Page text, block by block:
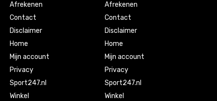
Afrekenen
Contact
Disclaimer
Home
Mijn account
Privacy
Sport247.nl
Winkel
Afrekenen
Contact
Disclaimer
Home
Mijn account
Privacy
Sport247.nl
Winkel